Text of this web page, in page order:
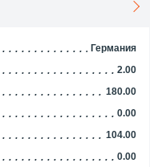
Германия
2.00
180.00
0.00
104.00
0.00